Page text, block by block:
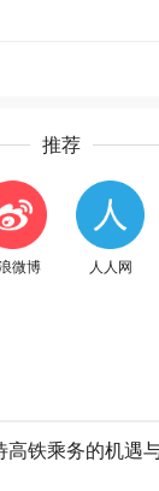
推荐
微博 人人网
高铁乘务的机遇